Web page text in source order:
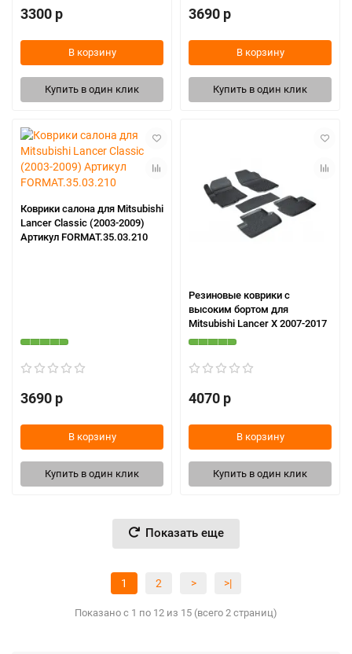
3300 р
В корзину
Купить в один клик
3690 р
В корзину
Купить в один клик
Коврики салона для Mitsubishi
Lancer Classic (2003-2009)
Артикул FORMAT.35.03.210
3690 р
В корзину
Купить в один клик
Резиновые коврики с
высоким бортом для
Mitsubishi Lancer X 2007-2017
4070 р
В корзину
Купить в один клик
Показать еще
1 2 > >|
Показано с 1 по 12 из 15 (всего 2 страниц)